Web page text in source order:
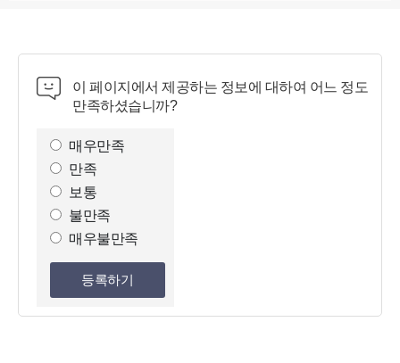
이 페이지에서 제공하는 정보에 대하여 어느 정도
만족하셨습니까?
매우만족
만족
보통
불만족
매우불만족
등록하기